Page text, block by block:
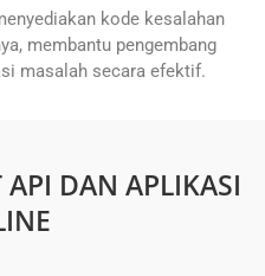
kode kesalahan
membantu pengembang
masalah secara efektif.
API DAN APLIKASI